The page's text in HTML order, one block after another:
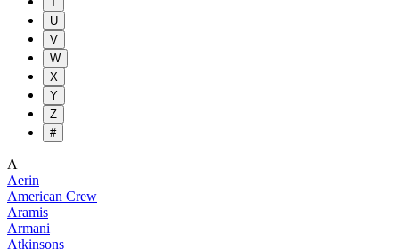
U
V
W
X
Y
Z
#
A
Aerin
American Crew
Aramis
Armani
Atkinsons